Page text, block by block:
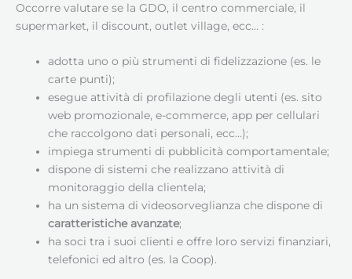
Occorre valutare se la GDO, il centro commerciale, il
supermarket, il discount, outlet village, ecc… :
adotta uno o più strumenti di fidelizzazione (es. le
carte punti);
esegue attività di profilazione degli utenti (es. sito
web promozionale, e-commerce, app per cellulari
che raccolgono dati personali, ecc…);
impiega strumenti di pubblicità comportamentale;
dispone di sistemi che realizzano attività di
monitoraggio della clientela;
ha un sistema di videosorveglianza che dispone di
caratteristiche avanzate;
ha soci tra i suoi clienti e offre loro servizi finanziari,
telefonici ed altro (es. la Coop).